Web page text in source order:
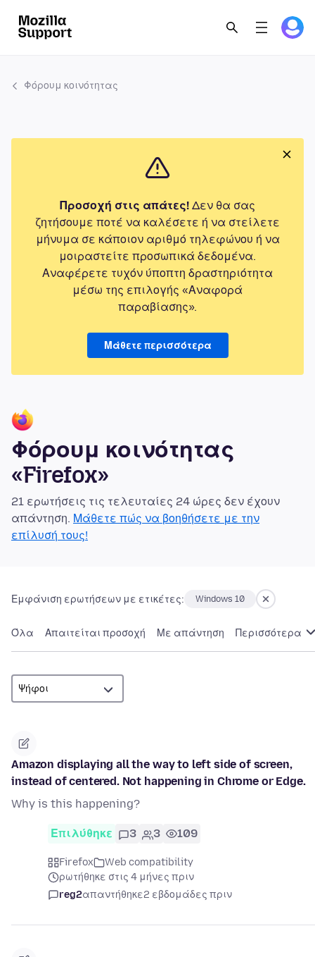
Φόρουμ κοινότητας
Προσοχή στις απάτες! Δεν θα σας
ζητήσουμε ποτέ να καλέσετε ή να στείλετε
μήνυμα σε κάποιον αριθμό τηλεφώνου ή να
μοιραστείτε προσωπικά δεδομένα.
Αναφέρετε τυχόν ύποπτη δραστηριότητα
μέσω της επιλογής «Αναφορά
παραβίασης».
Μάθετε περισσότερα
Φόρουμ κοινότητας
«Firefox»
21 ερωτήσεις τις τελευταίες 24 ώρες δεν έχουν
απάντηση. Μάθετε πώς να βοηθήσετε με την
επίλυσή τους!
Εμφάνιση ερωτήσεων με ετικέτες: Windows 10
Όλα Απαιτείται προσοχή Με απάντηση Περισσότερα
Amazon displaying all the way to left side of screen,
instead of centered. Not happening in Chrome or Edge.
Why is this happening?
Επιλύθηκε 3 3 109
Firefox
Web compatibility
ρωτήθηκε στις 4 μήνες πριν
reg2απαντήθηκε2 εβδομάδες πριν